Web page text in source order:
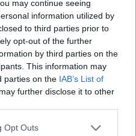
may continue seeing
information utilized by
to third parties prior to
opt-out of the further
by third parties on the
This information may
parties on the IAB’s List of
further disclose it to other
Opt Outs
PNL era unul socialist
de genul Rareș
să avem deficit pentru
dacă se fac investiții